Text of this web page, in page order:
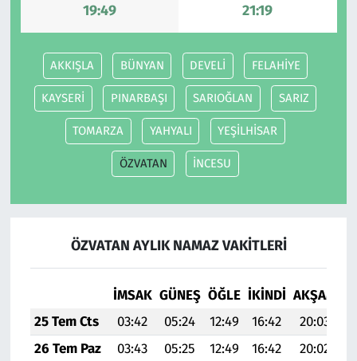
19:49 21:19
AKKIŞLA BÜNYAN DEVELİ FELAHİYE
KAYSERİ PINARBAŞI SARIOĞLAN SARIZ
TOMARZA YAHYALI YEŞİLHİSAR
ÖZVATAN İNCESU
ÖZVATAN AYLIK NAMAZ VAKITLERI
İMSAK GÜNEŞ ÖĞLE İKINDI AKŞAM
25 Tem Cts
03:42 05:24 12:49 16:42 20:03
26 Tem Paz
03:43 05:25 12:49 16:42 20:02